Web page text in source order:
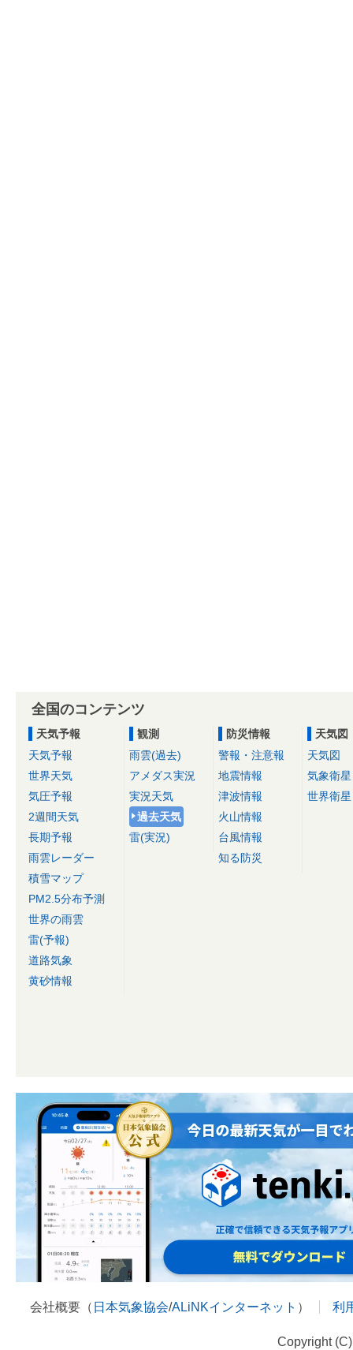
全国のコンテンツ
天気予報
天気予報
世界天気
気圧予報
2週間天気
長期予報
雨雲レーダー
積雪マップ
PM2.5分布予測
世界の雨雲
雷(予報)
道路気象
黄砂情報
観測
雨雲(過去)
アメダス実況
実況天気
過去天気
雷(実況)
防災情報
警報・注意報
地震情報
津波情報
火山情報
台風情報
知る防災
天気図
天気図
気象衛星
世界衛星
会社概要（ 日本気象協会/ALiNKインターネット ） 利
Copyright